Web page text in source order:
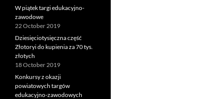
W piątek targi edukacyjno-
zawodowe
22 October 2019
Dziesięciotysięczna część
Złotoryi do kupienia za 70 tys.
złotych
18 October 2019
Konkursy z okazji
powiatowych targów
edukacyjno-zawodowych